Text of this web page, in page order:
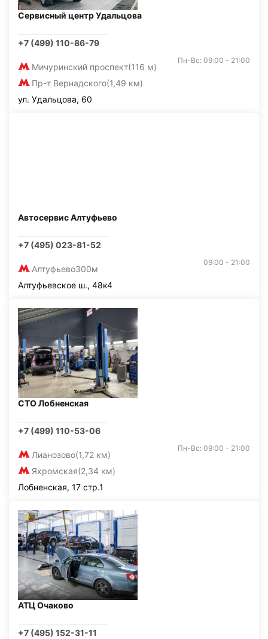
Сервисный центр Удальцова
+7 (499) 110-86-79
Мичуринский проспект(116 м)
Пр-т Вернадского(1,49 км)
Пн-Вс: 09:00 - 21:00
ул. Удальцова, 60
Автосервис Алтуфьево
+7 (495) 023-81-52
Алтуфьево300м
09:00 - 21:00
Алтуфьевское ш., 48к4
СТО Лобненская
+7 (499) 110-53-06
Лианозово(1,72 км)
Яхромская(2,34 км)
Пн-Вс: 09:00 - 21:00
Лобненская, 17 стр.1
АТЦ Очаково
+7 (495) 152-31-11